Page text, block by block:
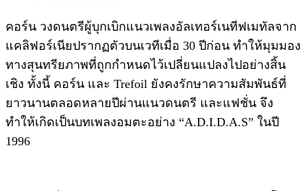
คอร์น วงดนตรีผู้บุกเบิกแนวเพลงอัลเทอร์เนทีฟเมทัลจาก
แคลิฟอร์เนียปรากฏตัวบนเวทีเมื่อ 30 ปีก่อน ทำให้มุมมอง
ทางสุนทรียภาพที่ถูกกำหนดไว้เปลี่ยนแปลงไปอย่างสิ้น
เชิง ทั้งนี้ คอร์น และ Trefoil ยังคงรักษาความสัมพันธ์ที่
ยาวนานตลอดหลายปีผ่านแนวดนตรี และแฟชั่น จึง
ทำให้เกิดเป็นบทเพลงอมตะอย่าง “A.D.I.D.A.S” ในปี
1996